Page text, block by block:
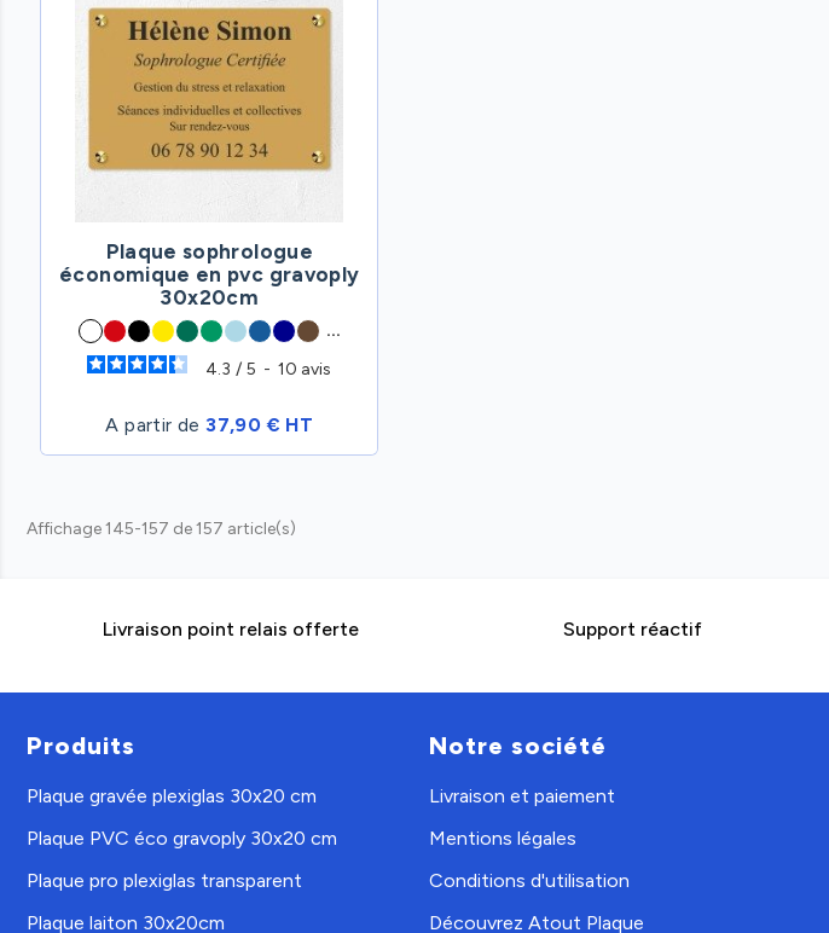
Plaque sophrologue
économique en pvc gravoply
30x20cm
...
4.3 / 5 - 10 avis
A partir de37,90 € HT
Affichage 145-157 de 157 article(s)
Livraison point relais offerte Support réactif
Produits
Plaque gravée plexiglas 30x20 cm
Plaque PVC éco gravoply 30x20 cm
Plaque pro plexiglas transparent
Plaque laiton 30x20cm
Notre société
Livraison et paiement
Mentions légales
Conditions d'utilisation
Découvrez Atout Plaque